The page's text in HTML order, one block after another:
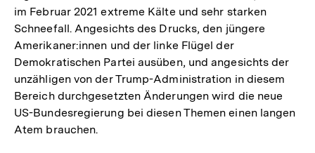
im Februar 2021 extreme Kälte und sehr starken
Schneefall. Angesichts des Drucks, den jüngere
Amerikaner:innen und der linke Flügel der
Demokratischen Partei ausüben, und angesichts der
unzähligen von der Trump-Administration in diesem
Bereich durchgesetzten Änderungen wird die neue
US-Bundesregierung bei diesen Themen einen langen
Atem brauchen.